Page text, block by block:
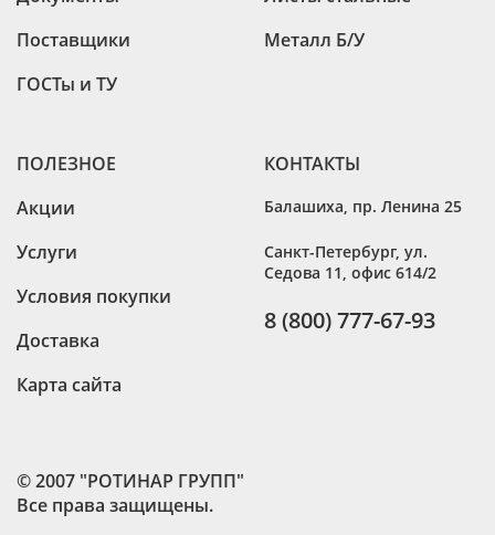
© 2007 "РОТИНАР ГРУПП"
Все права защищены.
Поставщики
ГОСТы и ТУ
Металл Б/У
ПОЛЕЗНОЕ
Акции
Услуги
Условия покупки
Доставка
Карта сайта
КОНТАКТЫ
Балашиха пр. Ленина 25
Санкт-Петербург, ул.
Седова 11, офис 614/2
8 (800) 777-67-93